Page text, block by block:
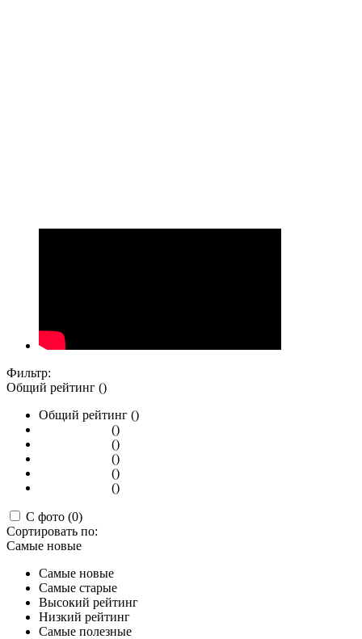
Фильтр:
Общий рейтинг ()
Общий рейтинг ()
()
()
()
()
()
С фото (0)
Сортировать по:
Самые новые
Самые новые
Самые старые
Высокий рейтинг
Низкий рейтинг
Самые полезные